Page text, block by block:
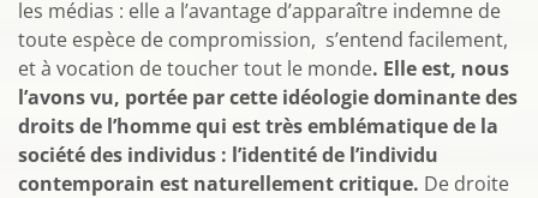
les médias : elle a l’avantage d’apparaître indemne de
toute espèce de compromission, s’entend facilement,
et à vocation de toucher tout le monde. Elle est, nous
l’avons vu, portée par cette idéologie dominante des
droits de l’homme qui est très emblématique de la
société des individus : l’identité de l’individu
contemporain est naturellement critique. De droite